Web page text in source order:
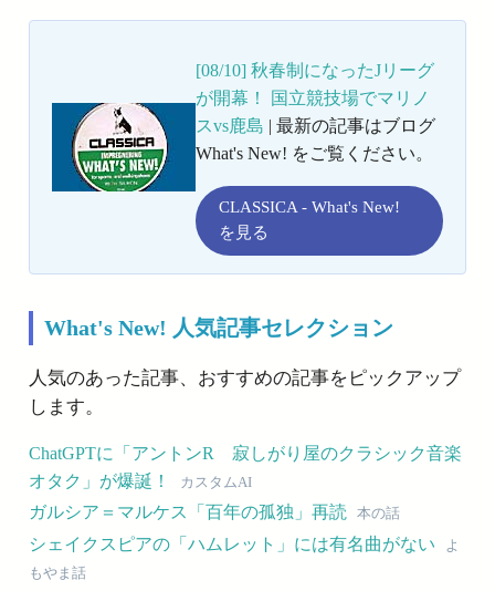
[08/10] 秋春制になったJリーグ
が開幕！ 国立競技場でマリノ
スvs鹿島 | 最新の記事はブログ
What's New! をご覧ください。
CLASSICA - What's New!
を見る
What's New! 人気記事セレクション
人気のあった記事、おすすめの記事をピックアップ
します。
ChatGPTに「アントンR 寂しがり屋のクラシック音楽
オタク」が爆誕！
カスタムAI
ガルシア＝マルケス「百年の孤独」再読 本の話
シェイクスピアの「ハムレット」には有名曲がない
よ
もやま話